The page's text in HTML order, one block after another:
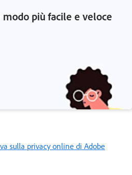
più facile e veloce
sulla privacy online di Adobe